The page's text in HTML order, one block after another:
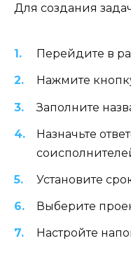
Для создания
Перейдите в
Нажмите
Заполните
Назначьте
Установите
Выберите
Настройте